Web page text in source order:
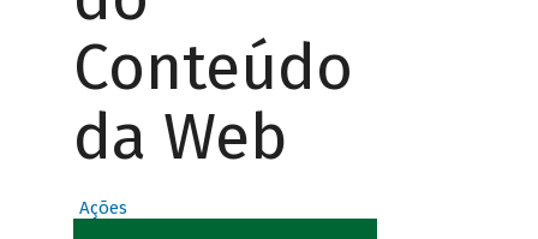
Conteúdo
da Web
Ações